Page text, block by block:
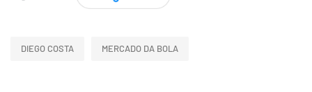
DIEGO COSTA MERCADO DA BOLA